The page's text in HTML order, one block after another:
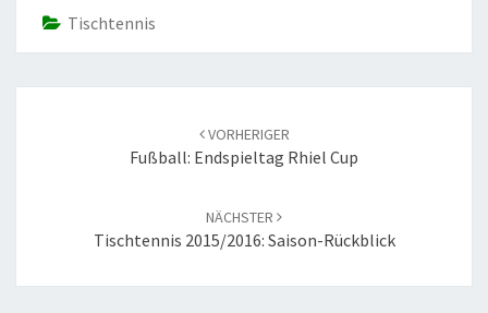
Tischtennis
VORHERIGER
Fußball: Endspieltag Rhiel Cup
NÄCHSTER
Tischtennis 2015/2016: Saison-Rückblick